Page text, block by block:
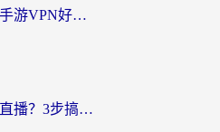
海外党实测：雷神手游VPN好用吗？和闪电VPN对比哪个回国效果更好？附小众工具深度测评
咪咕在海外怎么看直播？3步搞定地域限制，还能畅看腾讯视频与国内热剧